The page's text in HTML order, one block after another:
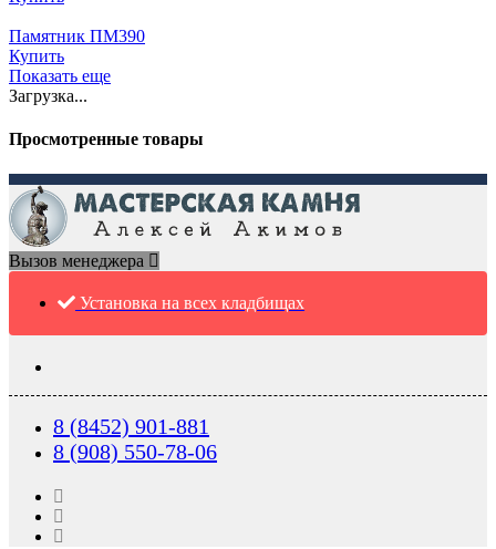
Памятник ПМ390
Купить
Показать еще
Загрузка...
Просмотренные товары
Вызов менеджера
Установка на всех кладбищах
8 (8452) 901-881
8 (908) 550-78-06